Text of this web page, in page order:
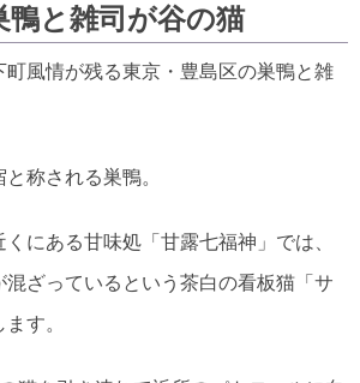
鴨と雑司が谷の猫
町風情が残る東京・豊島区の巣鴨と雑
称される巣鴨。
にある甘味処「甘露七福神」では、
混ざっているという茶白の看板猫「サ
す。